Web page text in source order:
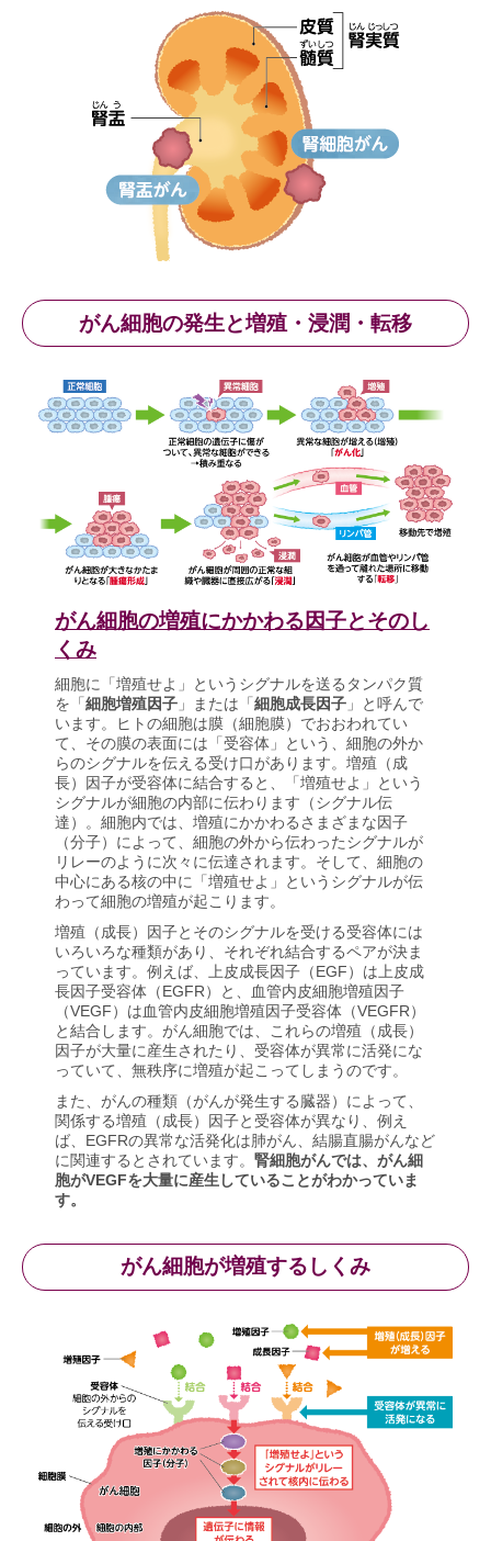
がん細胞の発生と増殖・浸潤・転移
がん細胞の増殖にかかわる因子とそのし
くみ
細胞に「増殖せよ」というシグナルを送るタンパク質
を「細胞増殖因子 」または「細胞成長因子 」と呼んで
います。ヒトの細胞は膜（細胞膜）でおおわれてい
て、その膜の表面には「受容体」という、細胞の外か
らのシグナルを伝える受け口があります。増殖（成
長）因子が受容体に結合すると、「増殖せよ」という
シグナルが細胞の内部に伝わります（シグナル伝
達）。細胞内では、増殖にかかわるさまざまな因子
（分子）によって、細胞の外から伝わったシグナルが
リレーのように次々に伝達されます。そして、細胞の
中心にある核の中に「増殖せよ」というシグナルが伝
わって細胞の増殖が起こります。
増殖（成長）因子とそのシグナルを受ける受容体には
いろいろな種類があり、それぞれ結合するペアが決ま
っています。例えば、上皮成長因子（EGF）は上皮成
長因子受容体（EGFR）と、血管内皮細胞増殖因子
（VEGF）は血管内皮細胞増殖因子受容体（VEGFR）
と結合します。がん細胞では、これらの増殖（成長）
因子が大量に産生されたり、受容体が異常に活発にな
っていて、無秩序に増殖が起こってしまうのです。
また、がんの種類（がんが発生する臓器）によって、
関係する増殖（成長）因子と受容体が異なり、例え
ば、EGFRの異常な活発化は肺がん、結腸直腸がんなど
に関連するとされています。 腎細胞がんでは、がん細
胞がVEGFを大量に産生していることがわかっていま
す。
がん細胞が増殖するしくみ